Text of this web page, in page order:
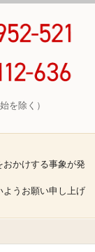
を除く）
おかけする事象が発
ようお願い申し上げ